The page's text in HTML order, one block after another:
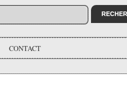
CONTACT